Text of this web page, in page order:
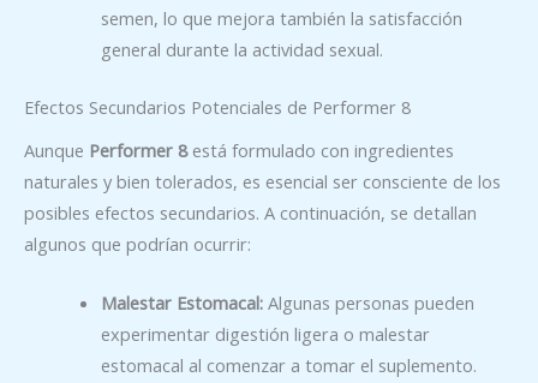
semen, lo que mejora también la satisfacción
general durante la actividad sexual.
Efectos Secundarios Potenciales de Performer 8
Aunque Performer 8está formulado con ingredientes
naturales y bien tolerados, es esencial ser consciente de los
posibles efectos secundarios. A continuación, se detallan
algunos que podrían ocurrir:
Malestar Estomacal:Algunas personas pueden
experimentar digestión ligera o malestar
estomacal al comenzar a tomar el suplemento.